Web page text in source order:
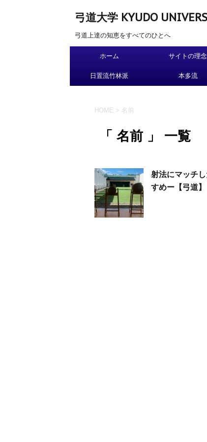
弓道大学 KYUDO
弓道上達の知恵をすべてのひとへ
ホーム サイトの理念
日置流竹林派 本多流
HOME > 名前
「 名前 」 一覧
射法にマッチ
すめー【弓道】